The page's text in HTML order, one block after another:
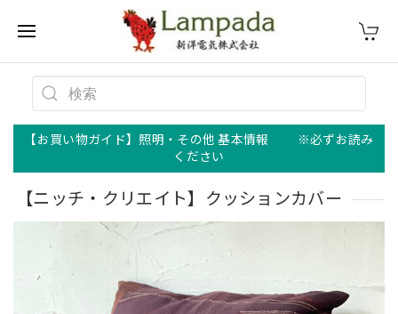
【お買い物ガイド】照明・その他 基本情報 ※必ずお読み
ください
【ニッチ・クリエイト】クッションカバー